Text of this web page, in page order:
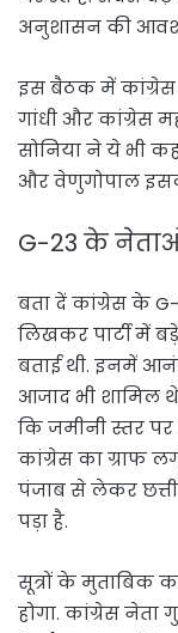
अनुशासन की
इस बैठक में कांग्रेस
गांधी और कांग्रेस
सोनिया ने ये भी
और वेणुगोपाल
G-23 के नेताओं
बता दें कांग्रेस के
लिखकर पार्टी में
बताई थी. इनमें
आजाद भी शामिल
कि जमीनी स्तर
कांग्रेस का ग्राफ
पंजाब से लेकर
पड़ा है.
सूत्रों के मुताबिक
होगा. कांग्रेस